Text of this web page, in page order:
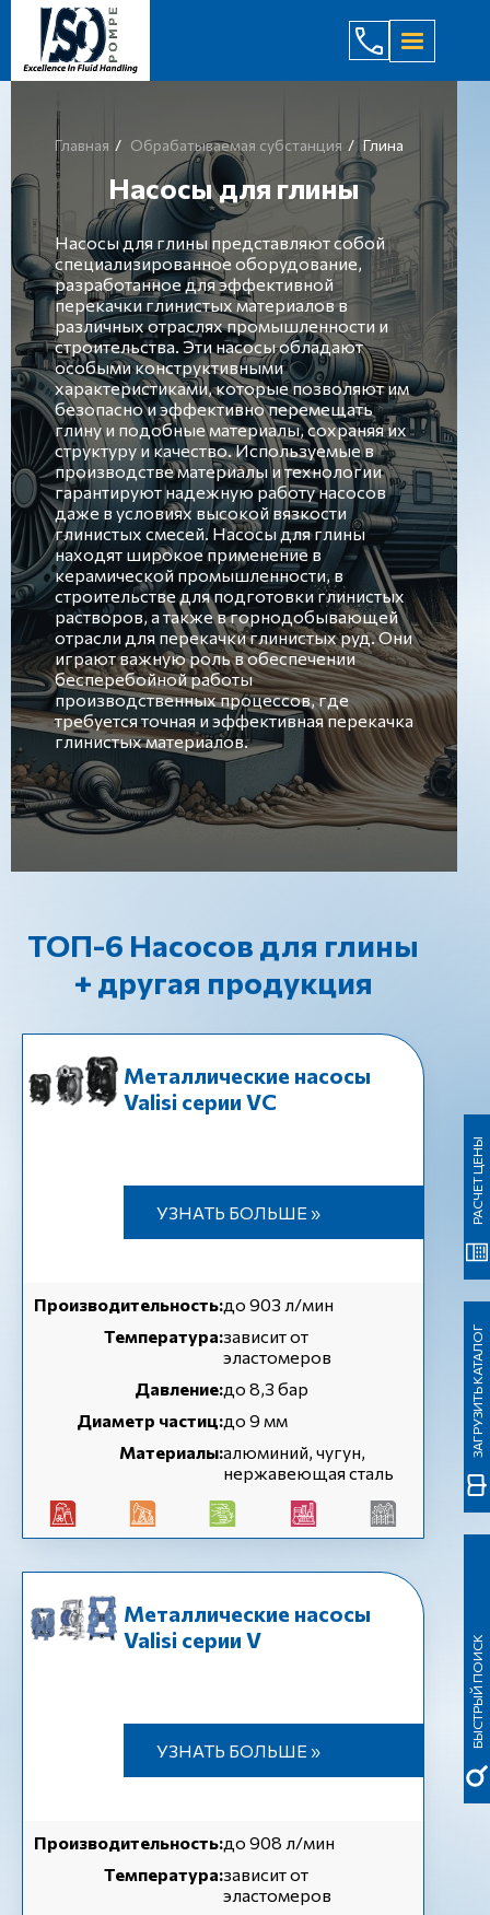
(044)
Главная Обрабатываемая субстанция Глина
Насосы для глины
Насосы для глины представляют собой
специализированное оборудование,
разработанное для эффективной
перекачки глинистых материалов в
различных отраслях промышленности и
строительства. Эти насосы обладают
особыми конструктивными
характеристиками, которые позволяют им
безопасно и эффективно перемещать
глину и подобные материалы, сохраняя их
структуру и качество. Используемые в
производстве материалы и технологии
гарантируют надежную работу насосов
даже в условиях высокой вязкости
глинистых смесей. Насосы для глины
находят широкое применение в
керамической промышленности, в
строительстве для подготовки глинистых
растворов, а также в горнодобывающей
отрасли для перекачки глинистых руд. Они
играют важную роль в обеспечении
бесперебойной работы
производственных процессов, где
требуется точная и эффективная перекачка
глинистых материалов.
ТОП-6 Насосов для глины
+ другая продукция
Металлические насосы
Valisi серии VC
УЗНАТЬ БОЛЬШЕ »
Производительность:до 903 л/мин
Температура:зависит от
эластомеров
Давление:до 8,3 бар
Диаметр частиц:до 9 мм
Материалы:алюминий, чугун,
нержавеющая сталь
Металлические насосы
Valisi серии V
УЗНАТЬ БОЛЬШЕ »
Производительность:до 908 л/мин
Температура:зависит от
эластомеров
БЫСТРЫЙ ПОИСК
ЗАГРУЗИТЬ КАТАЛОГ
РАСЧЕТ ЦЕНЫ